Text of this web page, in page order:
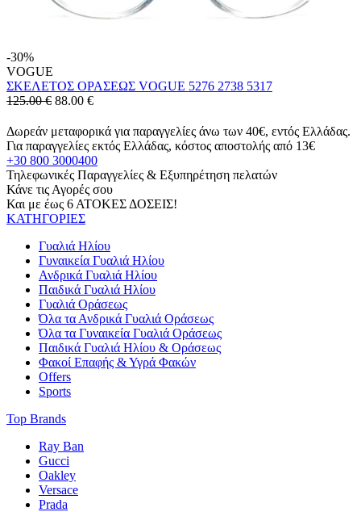
-30%
VOGUE
ΣΚΕΛΕΤΟΣ ΟΡΑΣΕΩΣ VOGUE 5276 2738 5317
125.00 € 88.00 €
Δωρεάν μεταφορικά για παραγγελίες άνω των 40€, εντός Ελλάδας.
Για παραγγελίες εκτός Ελλάδας, κόστος αποστολής από 13€
+30 800 3000400
Τηλεφωνικές Παραγγελίες & Εξυπηρέτηση πελατών
Κάνε τις Αγορές σου
Και με έως 6 ΑΤΟΚΕΣ ΔΟΣΕΙΣ!
ΚΑΤΗΓΟΡΙΕΣ
Γυαλιά Ηλίου
Γυναικεία Γυαλιά Ηλίου
Ανδρικά Γυαλιά Ηλίου
Παιδικά Γυαλιά Ηλίου
Γυαλιά Οράσεως
Όλα τα Ανδρικά Γυαλιά Οράσεως
Όλα τα Γυναικεία Γυαλιά Οράσεως
Παιδικά Γυαλιά Ηλίου & Οράσεως
Φακοί Επαφής & Υγρά Φακών
Offers
Sports
Top Brands
Ray Ban
Gucci
Oakley
Versace
Prada